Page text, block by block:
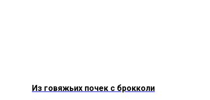
Из говяжьих почек с брокколи